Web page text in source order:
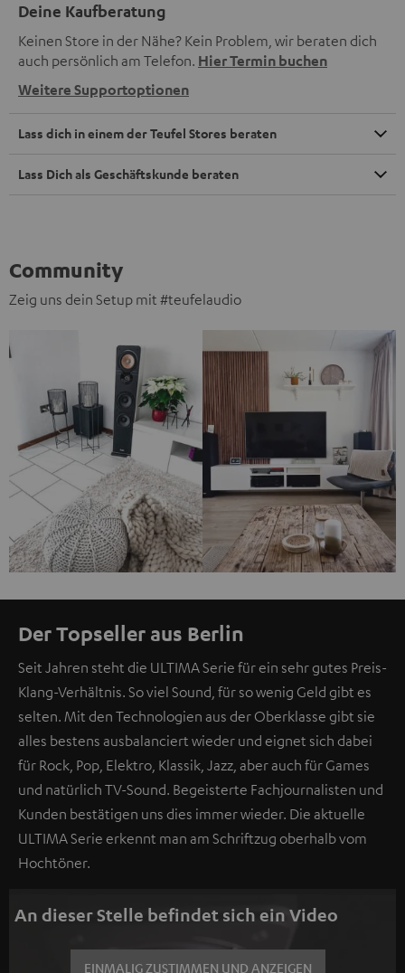
Deine Kaufberatung
Keinen Store in der Nähe? Kein Problem, wir beraten dich
auch persönlich am Telefon. Hier Termin buchen
Weitere Supportoptionen
Lass dich in einem der Teufel Stores beraten
Lass Dich als Geschäftskunde beraten
Community
Zeig uns dein Setup mit #teufelaudio
Der Topseller aus Berlin
Seit Jahren steht die ULTIMA Serie für ein sehr gutes Preis-
Klang-Verhältnis. So viel Sound, für so wenig Geld gibt es
selten. Mit den Technologien aus der Oberklasse gibt sie
alles bestens ausbalanciert wieder und eignet sich dabei
für Rock, Pop, Elektro, Klassik, Jazz, aber auch für Games
und natürlich TV-Sound. Begeisterte Fachjournalisten und
Kunden bestätigen uns dies immer wieder. Die aktuelle
ULTIMA Serie erkennt man am Schriftzug oberhalb vom
Hochtöner.
An dieser Stelle befindet sich ein Video
EINMALIG ZUSTIMMEN UND ANZEIGEN